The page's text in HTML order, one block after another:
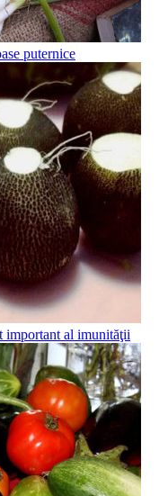
puternice
important al imunităţii